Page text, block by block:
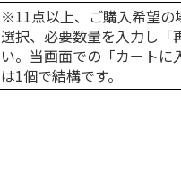
※11点以上、ご購入希望の
選択、必要数量を入力し「
い。当画面での「カート
は1個で結構です。